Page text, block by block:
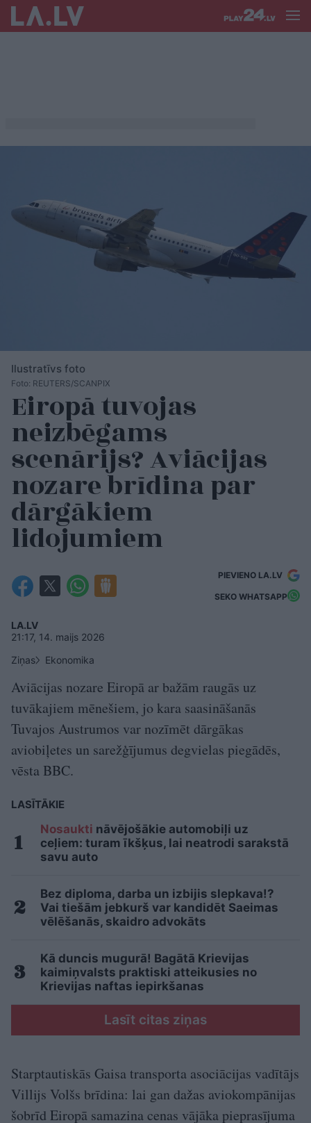
Ilustratīvs foto
Foto: REUTERS/SCANPIX
Eiropā tuvojas
neizbēgams
scenārijs? Aviācijas
nozare brīdina par
dārgākiem
lidojumiem
PIEVIENO LA.LV
SEKO WHATSAPP
LA.LV
21:17, 14. maijs 2026
Ziņas
Ekonomika
Aviācijas nozare Eiropā ar bažām raugās uz
tuvākajiem mēnešiem, jo kara saasināšanās
Tuvajos Austrumos var nozīmēt dārgākas
aviobiļetes un sarežģījumus degvielas piegādēs,
vēsta BBC.
LASĪTĀKIE
Nosaukti nāvējošākie automobiļi uz
ceļiem: turam īkšķus, lai neatrodi sarakstā
savu auto
Bez diploma, darba un izbijis slepkava!?
Vai tiešām jebkurš var kandidēt Saeimas
vēlēšanās, skaidro advokāts
Kā duncis mugurā! Bagātā Krievijas
kaimiņvalsts praktiski atteikusies no
Krievijas naftas iepirkšanas
Lasīt citas ziņas
Starptautiskās Gaisa transporta asociācijas vadītājs
Villijs Volšs brīdina: lai gan dažas aviokompānijas
šobrīd Eiropā samazina cenas vājāka pieprasījuma